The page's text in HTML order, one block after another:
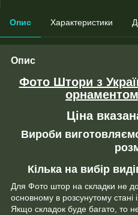
Опис Характеристики
Опис
Фото Штори з
Ціна
Вироби
Кілька на вибір
Для Фото штор на складки не
основному в розсунутому стані
Якщо складок буде багато, то